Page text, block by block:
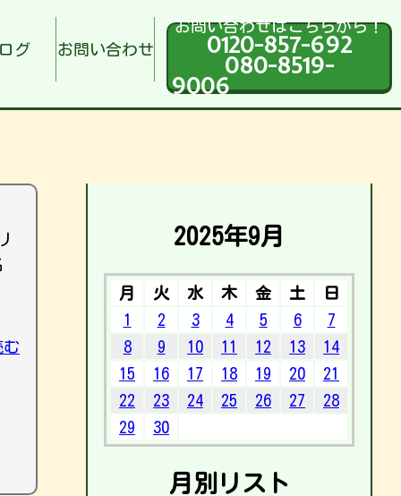
グ お問い合わせ
お問い合わせはこちらから！
0120-857-692
080-8519-
9006
む
2025年9月
月 火 水 木 金 土
日
1
2 3 4 5 6
7
8
9 10 11 12 13
14
15
16 17 18 19 20
21
22
23 24 25 26 27
28
29
30
月別リスト